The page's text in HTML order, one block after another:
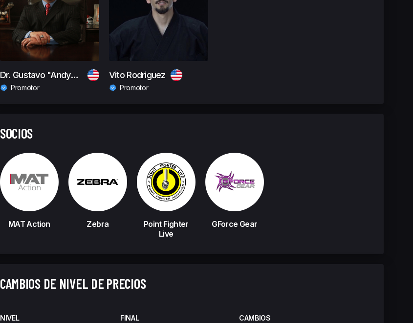
Dr. Gustavo "Andy" Molina
Promotor
Vito Rodriguez
Promotor
SOCIOS
MAT Action Zebra
Point Fighter
Live
GForce Gear
CAMBIOS DE NIVEL DE PRECIOS
NIVEL FINAL CAMBIOS